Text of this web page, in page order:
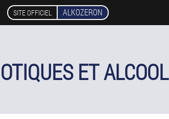
SITE OFFICIEL ALKOZERON
ET ALCOOL